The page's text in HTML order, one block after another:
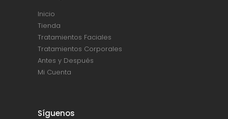
Inicio
Tienda
Tratamientos Faciales
Tratamientos Corporales
Antes y Después
Mi Cuenta
Síguenos